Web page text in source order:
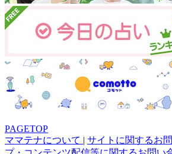
PAGETOP
ママテナについて | サイトに関するお